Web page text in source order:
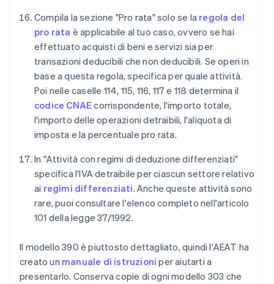
Compila la sezione "Pro rata" solo se la regola del
pro rata è applicabile al tuo caso, ovvero se hai
effettuato acquisti di beni e servizi sia per
transazioni deducibili che non deducibili. Se operi in
base a questa regola, specifica per quale attività.
Poi nelle caselle 114, 115, 116, 117 e 118 determina il
codice CNAEcorrispondente, l'importo totale,
l'importo delle operazioni detraibili, l'aliquota di
imposta e la percentuale pro rata.
In "Attività con regimi di deduzione differenziati"
specifica l'IVA detraibile per ciascun settore relativo
ai regimi differenziati. Anche queste attività sono
rare, puoi consultare l'elenco completo nell'articolo
101 della legge 37/1992.
Il modello 390 è piuttosto dettagliato, quindi l'AEAT ha
creato un manuale di istruzioni per aiutarti a
presentarlo. Conserva copie di ogni modello 303 che